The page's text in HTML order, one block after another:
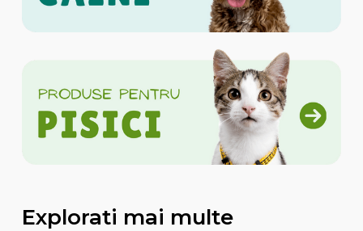
Explorati mai multe